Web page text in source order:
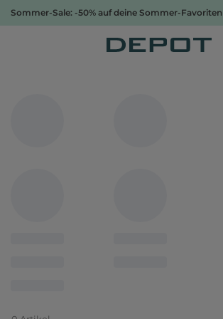
Sommer-Sale: -50% auf deine Sommer-Favoriten